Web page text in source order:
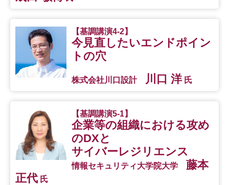
【基調講演4-2】
今見直したいエンドポイン
トの穴
株式会社川口設計 川口 洋氏
【基調講演5-1】
企業等の組織における攻め
のDXと
サイバーレジリエンス
情報セキュリティ大学院大学 藤本
正代 氏